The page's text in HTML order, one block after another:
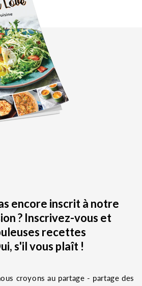
encore inscrit à notre
? Inscrivez-vous et
recettes
s'il vous plaît !
croyons au partage - partage des